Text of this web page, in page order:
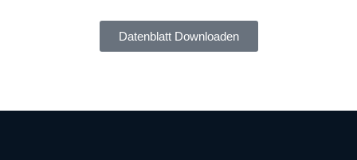
Datenblatt Downloaden